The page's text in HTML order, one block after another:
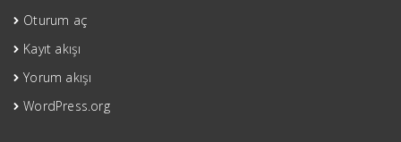
Oturum aç
Kayıt akışı
Yorum akışı
WordPress.org